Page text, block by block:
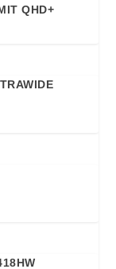
QHD+